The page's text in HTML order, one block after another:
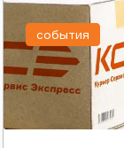
события